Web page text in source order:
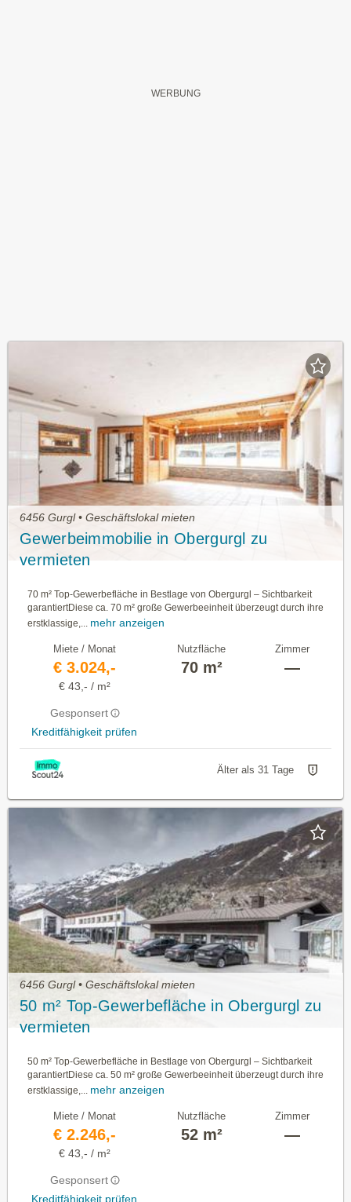
6456 Gurgl • Geschäftslokal mieten
Gewerbeimmobilie in Obergurgl zu
vermieten
70 m² Top-Gewerbefläche in Bestlage von Obergurgl – Sichtbarkeit
garantiertDiese ca. 70 m² große Gewerbeeinheit überzeugt durch ihre
erstklassige,... mehr anzeigen
Miete / Monat
€ 3.024,-
€ 43,- / m²
Gesponsert
Kreditfähigkeit prüfen
Nutzfläche
70 m²
Zimmer
—
Älter als 31 Tage
6456 Gurgl • Geschäftslokal mieten
50 m² Top-Gewerbefläche in Obergurgl zu
vermieten
50 m² Top-Gewerbefläche in Bestlage von Obergurgl – Sichtbarkeit
garantiertDiese ca. 50 m² große Gewerbeeinheit überzeugt durch ihre
erstklassige,...
mehr anzeigen
Miete / Monat
€ 2.246,-
€ 43,- / m²
Gesponsert
Kreditfähigkeit prüfen
Nutzfläche
52 m²
Zimmer
—